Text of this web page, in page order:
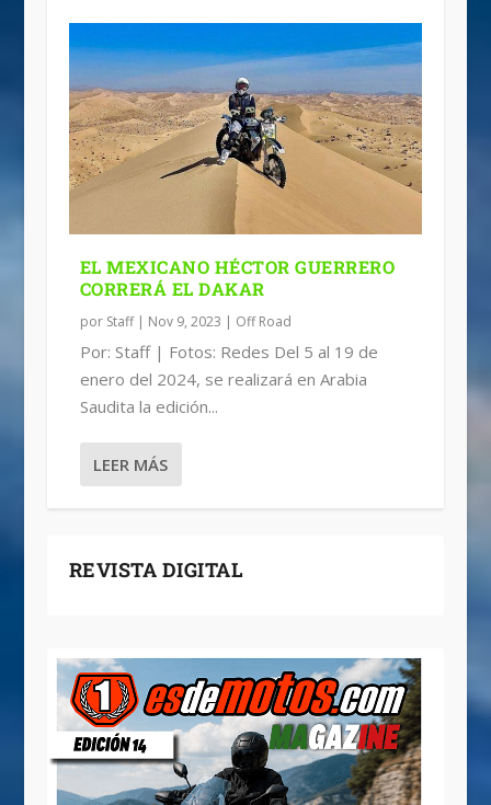
EL MEXICANO HÉCTOR GUERRERO
CORRERÁ EL DAKAR
por Staff| Nov 9, 2023 | Off Road
Por: Staff | Fotos: Redes Del 5 al 19 de
enero del 2024, se realizará en Arabia
Saudita la edición...
LEER MÁS
REVISTA DIGITAL